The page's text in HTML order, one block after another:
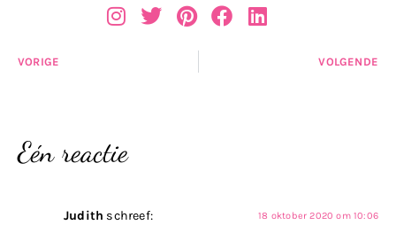
VORIGE VOLGENDE
Eén reactie
Judith schreef: 18 oktober 2020 om 10:06